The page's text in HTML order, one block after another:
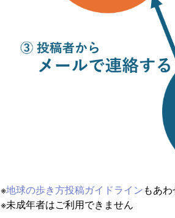
※地球の歩き方投稿ガイドラインもあ
※未成年者はご利用できません